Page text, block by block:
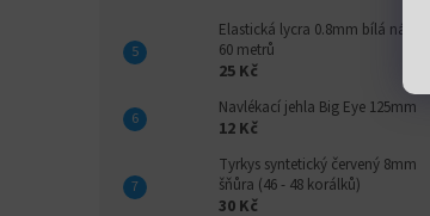
Elastická lycra 0.8mm bílá návin
60 metrů
25 Kč
Navlékací jehla Big Eye 125mm
12 Kč
Tyrkys syntetický červený 8mm
šňůra (46 - 48 korálků)
30 Kč